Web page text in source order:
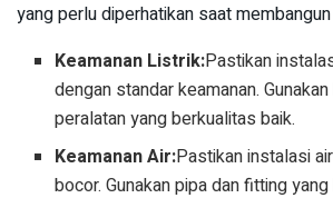
yang perlu diperhatikan saat
Keamanan Listrik:Pastikan
dengan standar keamanan.
peralatan yang berkualitas baik.
Keamanan Air:Pastikan instalasi
bocor. Gunakan pipa dan fitting